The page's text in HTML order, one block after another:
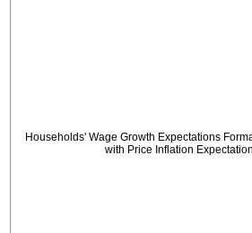
Households' Wage Growth Expectations
with Price Inflation